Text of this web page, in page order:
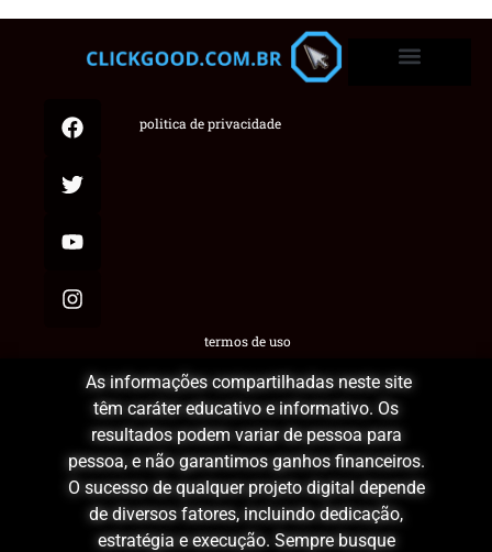
termos de uso
politica de privacidade
As informações compartilhadas neste site
têm caráter educativo e informativo. Os
resultados podem variar de pessoa para
pessoa, e não garantimos ganhos financeiros.
O sucesso de qualquer projeto digital depende
de diversos fatores, incluindo dedicação,
estratégia e execução. Sempre busque